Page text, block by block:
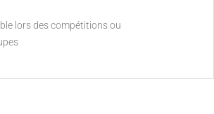
lors des compétitions ou